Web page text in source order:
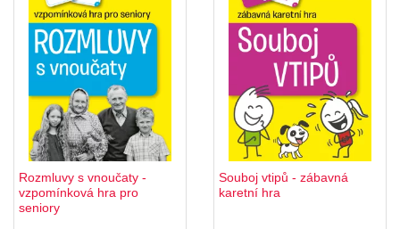
Rozmluvy s vnoučaty -
vzpomínková hra pro
seniory
Souboj vtipů - zábavná
karetní hra